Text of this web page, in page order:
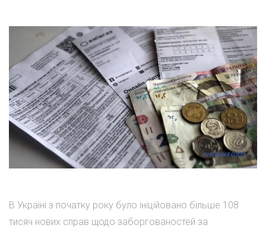
В Україні з початку року було ініційовано більше 108
тисяч нових справ щодо заборгованостей за